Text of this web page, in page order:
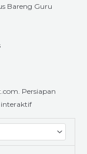
Bareng Guru
Persiapan
interaktif